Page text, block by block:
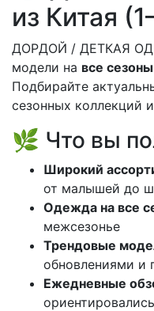
из Китая
ДОРДОЙ / ДЕТКАЯ
модели на все сезоны
Подбирайте
сезонных коллекций
🌿 Что вы
Широкий
от малышей до
Одежда на все
межсезонье
Трендовые
обновлениями и
Ежедневные